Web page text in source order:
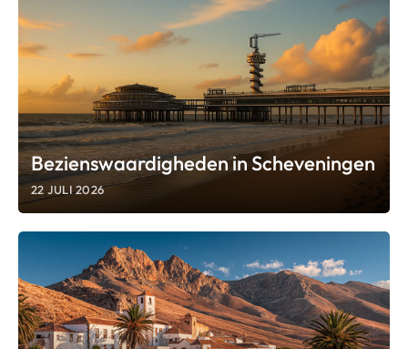
Bezienswaardigheden in Scheveningen
22 JULI 2026